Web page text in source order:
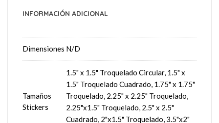
INFORMACIÓN ADICIONAL
Dimensiones N/D
Tamaños
Stickers
1.5" x 1.5" Troquelado Circular, 1.5" x
1.5" Troquelado Cuadrado, 1.75" x 1.75"
Troquelado, 2.25" x 2.25" Troquelado,
2.25"x1.5" Troquelado, 2.5" x 2.5"
Cuadrado, 2"x1.5" Troquelado, 3.5"x2"